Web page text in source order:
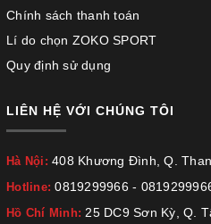
Chính sách thanh toán
Lí do chọn ZOKO SPORT
Quy định sử dụng
LIÊN HỆ VỚI CHÚNG TÔI
Hà Nội: 408 Khương Đình, Q.
Hotline:0819299966 -
Hồ Chí Minh:25 DC9 Sơn Kỳ, Q.